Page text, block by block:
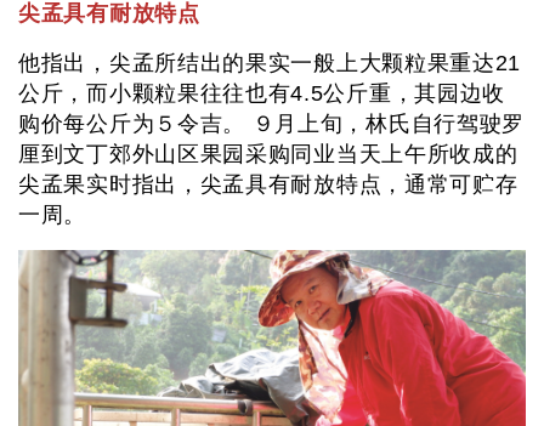
尖孟具有耐放特点
他指出，尖孟所结出的果实一般上大颗粒果重达21
公斤，而小颗粒果往往也有4.5公斤重，其园边收
购价每公斤为５令吉。 ９月上旬，林氏自行驾驶罗
厘到文丁郊外山区果园采购同业当天上午所收成的
尖孟果实时指出，尖孟具有耐放特点，通常可贮存
一周。